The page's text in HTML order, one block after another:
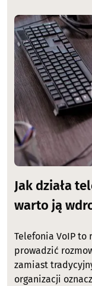
Image
Jak działa
warto ją
Telefonia VoIP to
prowadzić
zamiast
organizacji